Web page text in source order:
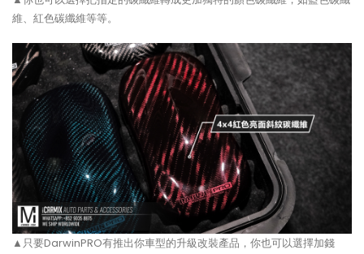
維、紅色碳纖維等等。
▲只要DarwinPRO有推出你車型的升級改裝產品，你也可以選擇加錢